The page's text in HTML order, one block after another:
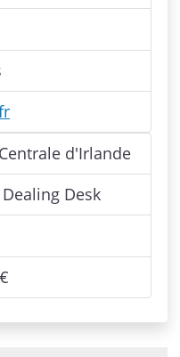
d'Irlande
Desk
€